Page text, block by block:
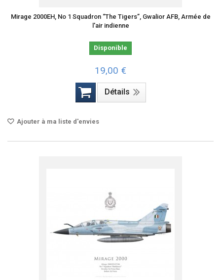
Mirage 2000EH, No 1 Squadron “The Tigers”, Gwalior AFB, Armée de
l'air indienne
Disponible
19,00 €
Détails
Ajouter à ma liste d'envies